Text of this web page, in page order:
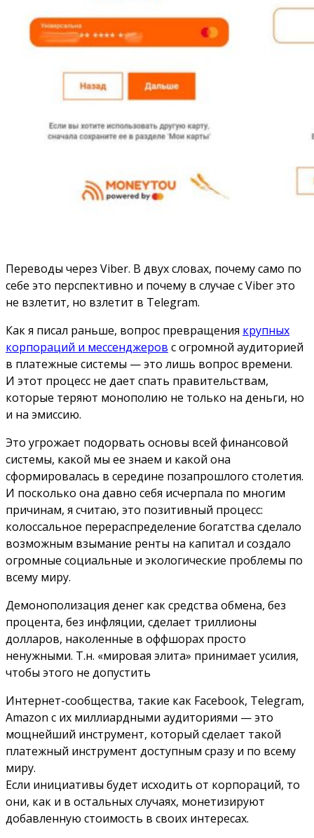
Переводы через Viber. В двух словах, почему само по
себе это перспективно и почему в случае с Viber это
не взлетит, но взлетит в Telegram.
Как я писал раньше, вопрос превращения крупных
корпораций и мессенджеров с огромной аудиторией
в платежные системы — это лишь вопрос времени.
И этот процесс не дает спать правительствам,
которые теряют монополию не только на деньги, но
и на эмиссию.
Это угрожает подорвать основы всей финансовой
системы, какой мы ее знаем и какой она
сформировалась в середине позапрошлого столетия.
И посколько она давно себя исчерпала по многим
причинам, я считаю, это позитивный процесс:
колоссальное перераспределение богатства сделало
возможным взымание ренты на капитал и создало
огромные социальные и экологические проблемы по
всему миру.
Демонополизация денег как средства обмена, без
процента, без инфляции, сделает триллионы
долларов, наколенные в оффшорах просто
ненужными. Т.н. «мировая элита» принимает усилия,
чтобы этого не допустить
Интернет-сообщества, такие как Facebook, Telegram,
Amazon с их миллиардными аудиториями — это
мощнейший инструмент, который сделает такой
платежный инструмент доступным сразу и по всему
миру.
Если инициативы будет исходить от корпораций, то
они, как и в остальных случаях, монетизируют
добавленную стоимость в своих интересах.